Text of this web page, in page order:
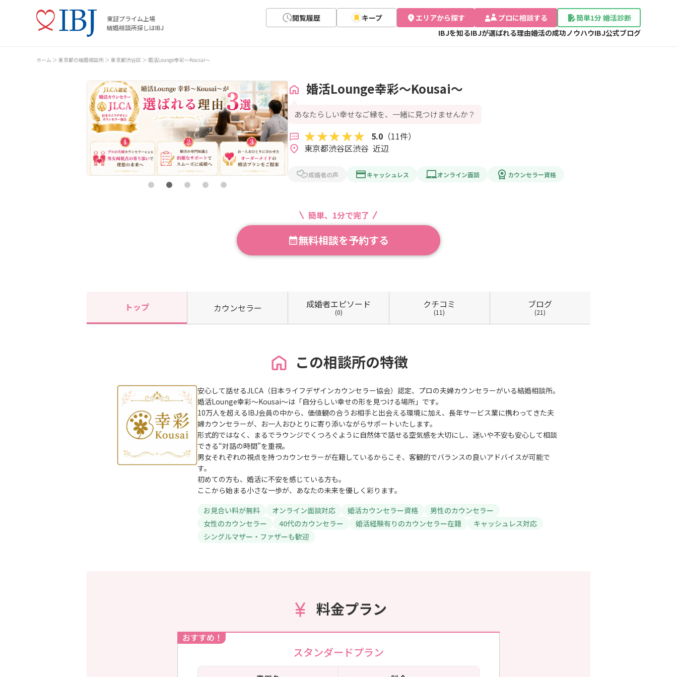
東証プライム上場
結婚相談所探しはIBJ
閲覧履歴 キープ エリアから探す プロに相談する
簡単1分 婚活診断
IBJを知るIBJが選ばれる理由婚活の成功ノウハウIBJ公式ブログ
ホーム 東京都の結婚相談所 東京都渋谷区 婚活Lounge幸彩～Kousai～
婚活Lounge幸彩～Kousai～
あなたらしい幸せなご縁を、一緒に見つけませんか？
5.0（11件）
東京都渋谷区渋谷  近辺
成婚者の声 キャッシュレス オンライン面談 カウンセラー資格
簡単、1分で完了
無料相談を予約する
トップ カウンセラー 成婚者エピソード
(0)
クチコミ
(11)
ブログ
(21)
この相談所の特徴
安心して話せるJLCA（日本ライフデザインカウンセラー協会）認定、プロの夫婦カウンセラーがいる結婚相談所。
婚活Lounge幸彩～Kousai～は「自分らしい幸せの形を見つける場所」です。
10万人を超えるIBJ会員の中から、価値観の合うお相手と出会える環境に加え、長年サービス業に携わってきた夫
婦カウンセラーが、お一人おひとりに寄り添いながらサポートいたします。
形式的ではなく、まるでラウンジでくつろぐように自然体で話せる空気感を大切にし、迷いや不安も安心して相談
できる“対話の時間”を重視。
男女それぞれの視点を持つカウンセラーが在籍しているからこそ、客観的でバランスの良いアドバイスが可能で
す。
初めての方も、婚活に不安を感じている方も。
ここから始まる小さな一歩が、あなたの未来を優しく彩ります。
お見合い料が無料
オンライン面談対応 婚活カウンセラー資格
男性のカウンセラー
女性のカウンセラー
40代のカウンセラー 婚活経験有りのカウンセラー在籍
キャッシュレス対応
シングルマザー・ファザーも歓迎
料金プラン
おすすめ！
スタンダードプラン